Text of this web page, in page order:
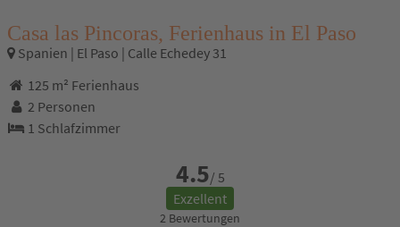
Casa las Pincoras, Ferienhaus in El Paso
Spanien | El Paso | Calle Echedey 31
125 m² Ferienhaus
2 Personen
1 Schlafzimmer
4.5/ 5
Exzellent
2 Bewertungen